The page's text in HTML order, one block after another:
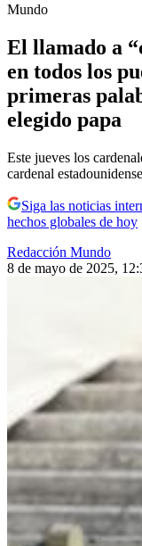
Mundo
El llamado a
en todos los
primeras
elegido papa
Este jueves los
cardenal
Siga las noticias
hechos globales de hoy
Redacción Mundo
8 de mayo de 2025,